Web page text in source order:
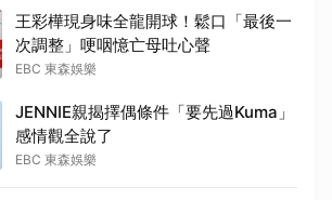
王彩樺現身味全龍開球！鬆口「最後一
次調整」哽咽憶亡母吐心聲
EBC 東森娛樂
JENNIE親揭擇偶條件「要先過Kuma」
感情觀全說了
EBC 東森娛樂